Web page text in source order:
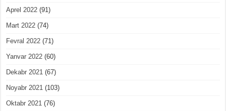
Aprel 2022 (91)
Mart 2022 (74)
Fevral 2022 (71)
Yanvar 2022 (60)
Dekabr 2021 (67)
Noyabr 2021 (103)
Oktabr 2021 (76)